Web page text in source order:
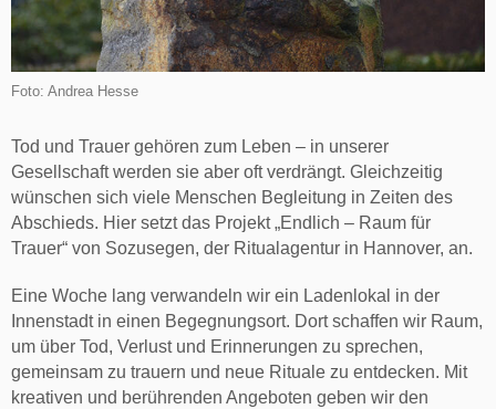
Foto: Andrea Hesse
Tod und Trauer gehören zum Leben – in unserer
Gesellschaft werden sie aber oft verdrängt. Gleichzeitig
wünschen sich viele Menschen Begleitung in Zeiten des
Abschieds. Hier setzt das Projekt „Endlich – Raum für
Trauer“ von Sozusegen, der Ritualagentur in Hannover, an.
Eine Woche lang verwandeln wir ein Ladenlokal in der
Innenstadt in einen Begegnungsort. Dort schaffen wir Raum,
um über Tod, Verlust und Erinnerungen zu sprechen,
gemeinsam zu trauern und neue Rituale zu entdecken. Mit
kreativen und berührenden Angeboten geben wir den